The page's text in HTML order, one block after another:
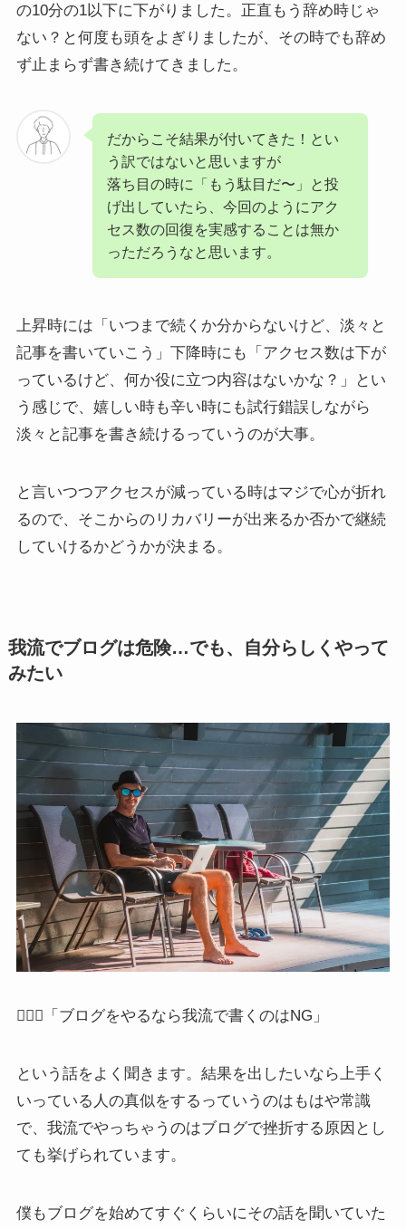
の10分の1以下に下がりました。正直もう辞め時じゃ
ない？と何度も頭をよぎりましたが、その時でも辞め
ず止まらず書き続けてきました。
だからこそ結果が付いてきた！とい
う訳ではないと思いますが
落ち目の時に「もう駄目だ〜」と投
げ出していたら、今回のようにアク
セス数の回復を実感することは無か
っただろうなと思います。
上昇時には「いつまで続くか分からないけど、淡々と
記事を書いていこう」下降時にも「アクセス数は下が
っているけど、何か役に立つ内容はないかな？」とい
う感じで、嬉しい時も辛い時にも試行錯誤しながら
淡々と記事を書き続けるっていうのが大事。
と言いつつアクセスが減っている時はマジで心が折れ
るので、そこからのリカバリーが出来るか否かで継続
していけるかどうかが決まる。
我流でブログは危険…でも、自分らしくやって
みたい
🙅🏻‍♂️「ブログをやるなら我流で書くのはNG」
という話をよく聞きます。結果を出したいなら上手く
いっている人の真似をするっていうのはもはや常識
で、我流でやっちゃうのはブログで挫折する原因とし
ても挙げられています。
僕もブログを始めてすぐくらいにその話を聞いていた